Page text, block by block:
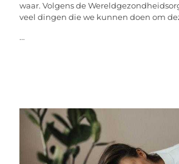
waar. Volgens de
veel dingen die we kunnen doen om
...